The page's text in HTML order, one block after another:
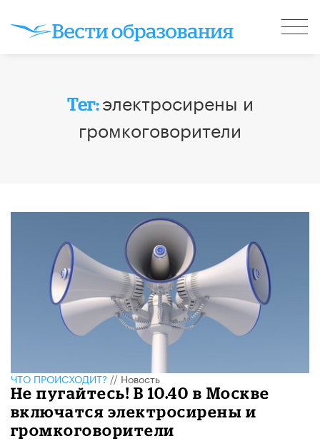
Тег:электросирены и
громкоговорители
ЧТО ПРОИСХОДИТ?//Новость
Не пугайтесь! В 10.40 в Москве
включатся электросирены и
громкоговорители